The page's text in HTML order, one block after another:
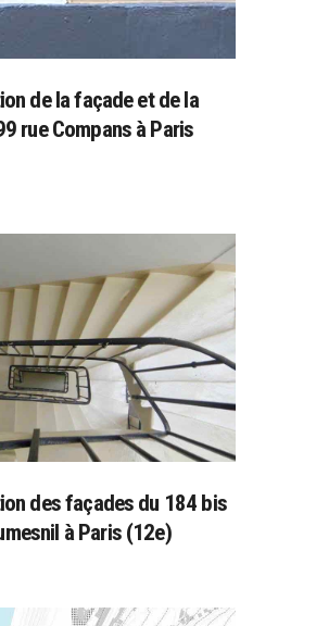
de la façade et de la
rue Compans à Paris
des façades du 184 bis
à Paris (12e)